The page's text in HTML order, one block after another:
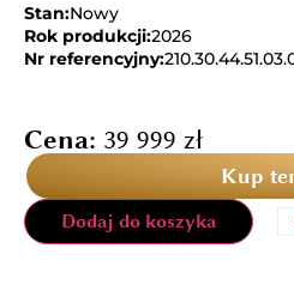
Stan:Nowy
Rok produkcji:2026
Nr referencyjny:
Cena: 39 999 zł
Kup
Dodaj do koszyka